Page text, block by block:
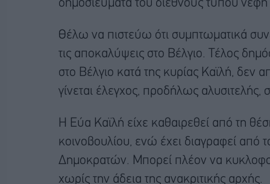
δημοσιεύματα του διεθνούς τύπου
Θέλω να πιστεύω ότι συμπτωματικά
τις αποκαλύψεις στο Βέλγιο. Τέλος
στο Βέλγιο κατά της κυρίας Καϊλή, δεν
γίνεται έλεγχος, προδήλως αλυσιτελής,
Η Εύα Καϊλή είχε καθαιρεθεί από τη
κοινοβουλίου, ενώ έχει διαγραφεί
Δημοκρατών. Μπορεί πλέον να
χωρίς την άδεια της ανακριτικής αρχής.